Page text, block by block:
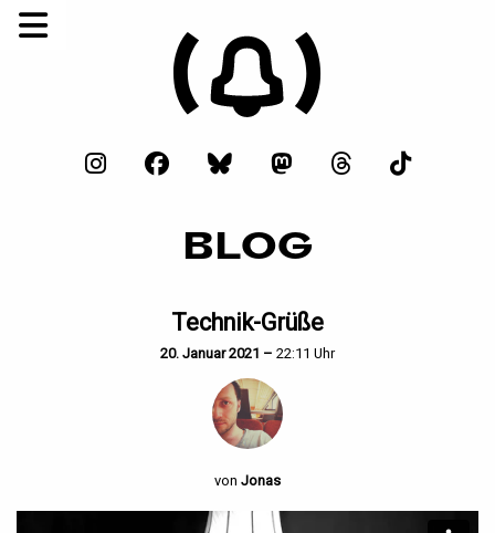
BLOG
Technik-Grüße
20. Januar 2021 – 22:11 Uhr
von Jonas